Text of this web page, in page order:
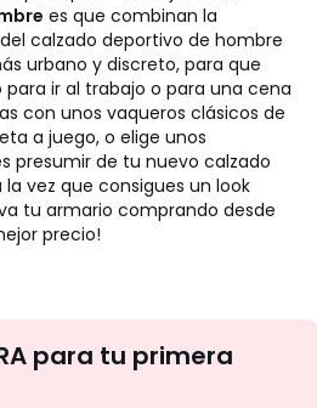
es que combinan la
calzado deportivo de hombre
urbano y discreto, para que
para ir al trabajo o para una cena
con unos vaqueros clásicos de
a juego, o elige unos
presumir de tu nuevo calzado
vez que consigues un look
tu armario comprando desde
precio!
te
para tu primera